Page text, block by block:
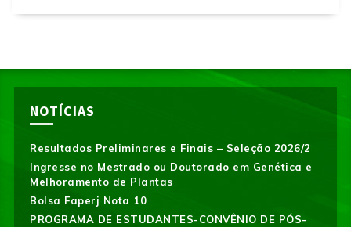
NOTÍCIAS
Resultados Preliminares e Finais – Seleção 2026/2
Ingresse no Mestrado ou Doutorado em Genética e
Melhoramento de Plantas
Bolsa Faperj Nota 10
PROGRAMA DE ESTUDANTES-CONVÊNIO DE PÓS-